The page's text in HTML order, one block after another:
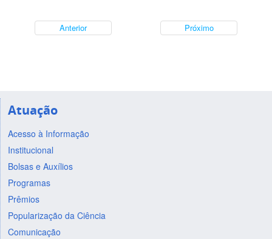
Anterior Próximo
Atuação
Acesso à Informação
Institucional
Bolsas e Auxílios
Programas
Prêmios
Popularização da Ciência
Comunicação